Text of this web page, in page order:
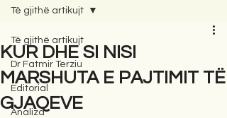
Të gjithë artikujt
Dr Fatmir Terziu
Editorial
Analiza
Të gjithë artikujt
KUR DHE SI NISI
MARSHUTA E PAJTIMIT TË
GJAQEVE